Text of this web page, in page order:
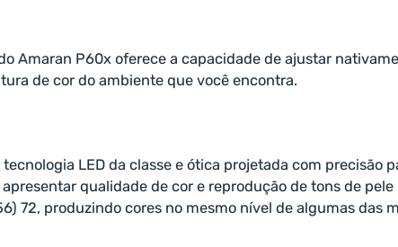
Amaran P60x oferece a capacidade de ajustar
de cor do ambiente que você encontra.
LED da classe e ótica projetada com
qualidade de cor e reprodução de tons de
72, produzindo cores no mesmo nível de algumas das